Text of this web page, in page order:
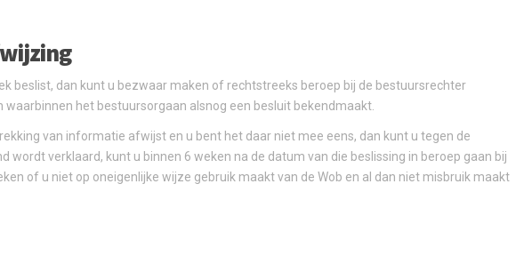
beslist, dan kunt u bezwaar maken of rechtstreeks beroep bij de bestuursrechter
het bestuursorgaan alsnog een besluit bekendmaakt.
van informatie afwijst en u bent het daar niet mee eens, dan kunt u tegen de
verklaard, kunt u binnen 6 weken na de datum van die beslissing in beroep gaan bij
of u niet op oneigenlijke wijze gebruik maakt van de Wob en al dan niet misbruik maakt